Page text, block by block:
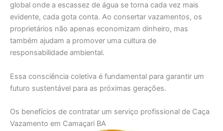
global onde a escassez de água se torna cada vez mais
evidente, cada gota conta. Ao consertar vazamentos, os
proprietários não apenas economizam dinheiro, mas
também ajudam a promover uma cultura de
responsabilidade ambiental.
Essa consciência coletiva é fundamental para garantir um
futuro sustentável para as próximas gerações.
Os benefícios de contratar um serviço profissional de Caça
Vazamento em Camaçari BA